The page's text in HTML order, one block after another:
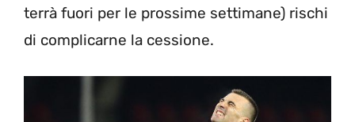
terrà fuori per le prossime settimane) rischi
di complicarne la cessione.